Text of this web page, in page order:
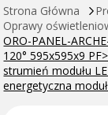
Strona Główna
Oprawy
ORO-PANEL-
120° 595x595x9
strumień modułu
energetyczna
strumień
oprawy
4600Lm,
modułu E